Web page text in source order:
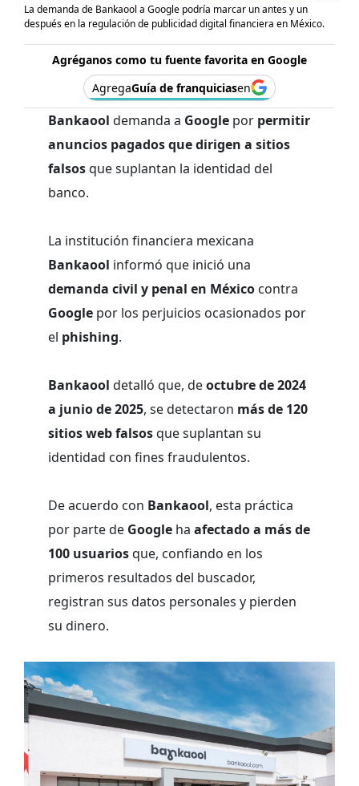
La demanda de Bankaool a Google podría marcar un antes y un
después en la regulación de publicidad digital financiera en México.
Agréganos como tu fuente favorita en Google
AgregaGuía de franquiciasen
Bankaool demanda a Google por permitir
anuncios pagados que dirigen a sitios
falsosque suplantan la identidad del
banco.
La institución financiera mexicana
Bankaool informó que inició una
demanda civil y penal en México contra
Google por los perjuicios ocasionados por
el phishing.
Bankaool detalló que, deoctubre de 2024
a junio de 2025, se detectaron más de 120
sitios web falsosque suplantan su
identidad con fines fraudulentos.
De acuerdo con Bankaool, esta práctica
por parte de Google ha afectado a más de
100 usuariosque, confiando en los
primeros resultados del buscador,
registran sus datos personales y pierden
su dinero.